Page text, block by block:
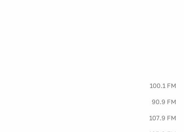
100.1 FM
90.9 FM
107.9 FM